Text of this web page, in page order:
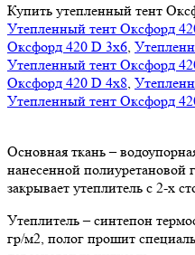
Купить утепленный тент
Утепленный тент Оксфорд
Оксфорд 420 D 3х6,
Утепленный тент Оксфорд
Оксфорд 420 D 4х8,
Утепленный тент Оксфорд
Основная ткань –
нанесенной
закрывает утеплитель с 2-х
Утеплитель – синтепон
гр/м2, полог прошит